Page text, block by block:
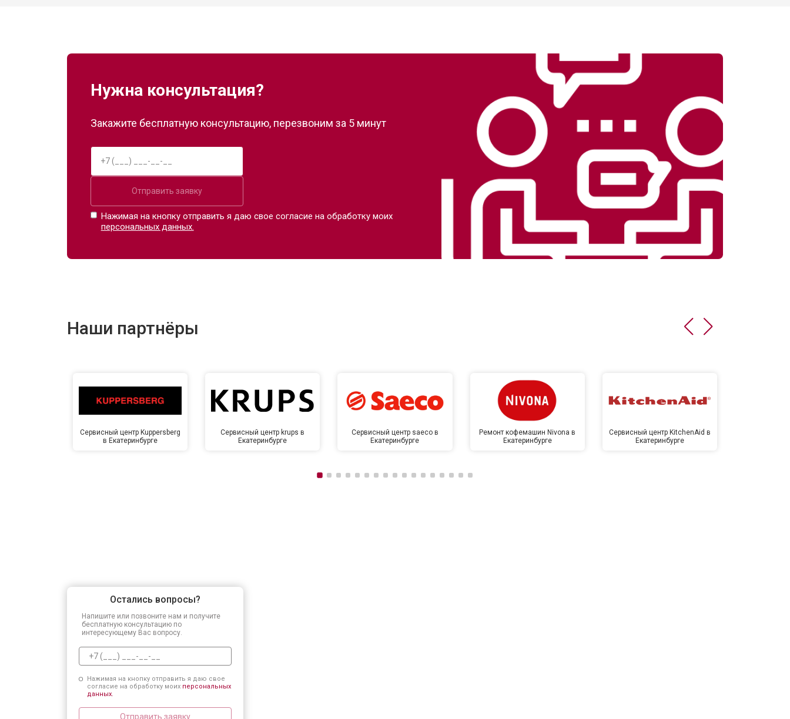
Нужна консультация?
Закажите бесплатную консультацию, перезвоним за 5 минут
Отправить заявку
Нажимая на кнопку отправить я даю свое согласие на обработку моих
персональных данных.
Наши партнёры
Сервисный центр Kuppersberg
в Екатеринбурге
Сервисный центр krups в
Екатеринбурге
Сервисный центр saeco в
Екатеринбурге
Ремонт кофемашин Nivona в
Екатеринбурге
Сервисный центр KitchenAid в
Екатеринбурге
Остались вопросы?
Напишите или позвоните нам и получите
бесплатную консультацию по
интересующему Вас вопросу.
Нажимая на кнопку отправить я даю свое
согласие на обработку моих персональных
данных.
Отправить заявку